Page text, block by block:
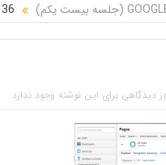
36
دیدگاهی برای این نوشته وجود ندارد